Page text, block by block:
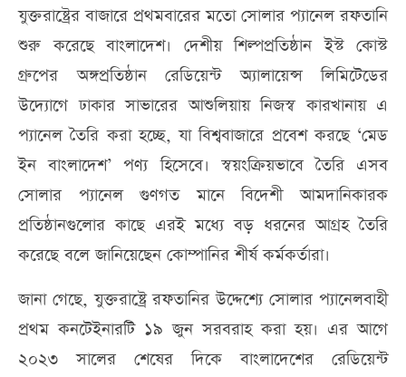
যুক্তরাষ্ট্রের বাজারে প্রথমবারের মতো সোলার প্যানেল রফতানি
শুরু করেছে বাংলাদেশ। দেশীয় শিল্পপ্রতিষ্ঠান ইস্ট কোস্ট
গ্রুপের অঙ্গপ্রতিষ্ঠান রেডিয়েন্ট অ্যালায়েন্স লিমিটেডের
উদ্যোগে ঢাকার সাভারের আশুলিয়ায় নিজস্ব কারখানায় এ
প্যানেল তৈরি করা হচ্ছে, যা বিশ্ববাজারে প্রবেশ করছে ‘মেড
ইন বাংলাদেশ’ পণ্য হিসেবে। স্বয়ংক্রিয়ভাবে তৈরি এসব
সোলার প্যানেল গুণগত মানে বিদেশী আমদানিকারক
প্রতিষ্ঠানগুলোর কাছে এরই মধ্যে বড় ধরনের আগ্রহ তৈরি
করেছে বলে জানিয়েছেন কোম্পানির শীর্ষ কর্মকর্তারা।
জানা গেছে, যুক্তরাষ্ট্রে রফতানির উদ্দেশ্যে সোলার প্যানেলবাহী
প্রথম কনটেইনারটি ১৯ জুন সরবরাহ করা হয়। এর আগে
২০২৩ সালের শেষের দিকে বাংলাদেশের রেডিয়েন্ট